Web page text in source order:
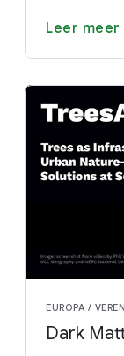
Leer meer
EUROPA /
Dark